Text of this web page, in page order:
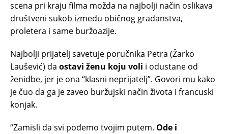
scena pri kraju filma možda na najbolji način oslikava
društveni sukob između običnog građanstva,
proletera i same buržoazije.
Najbolji prijatelj savetuje poručnika Petra (Žarko
Laušević) da ostavi ženu koju voli i odustane od
ženidbe, jer je ona “klasni neprijatelj”. Govori mu kako
je čuo da ga je zaveo buržujski način života i francuski
konjak.
“Zamisli da svi pođemo tvojim putem. Ode i